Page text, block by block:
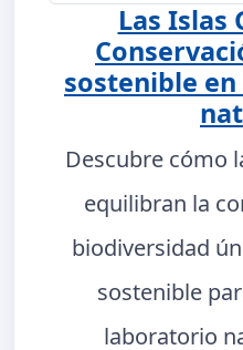
Las Islas
sostenible
Descubre cómo
equilibran la
biodiversidad
sostenible
laboratorio